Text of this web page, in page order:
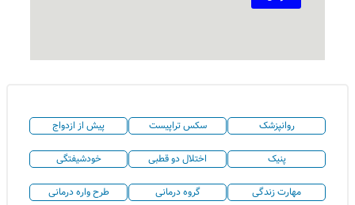
روانپزشک سکس تراپیست پیش از ازدواج
پنیک اختلال دو قطبی خودشیفتگی
مهارت زندگی گروه درمانی طرح واره درمانی